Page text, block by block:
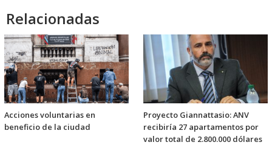
Relacionadas
Acciones voluntarias en
beneficio de la ciudad
Proyecto Giannattasio: ANV
recibiría 27 apartamentos por
valor total de 2.800.000 dólares